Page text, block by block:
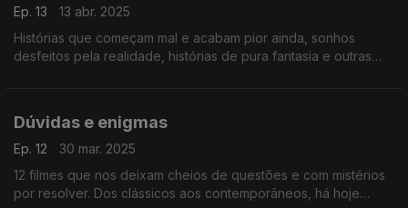
Ep. 13
13 abr. 2025
Histórias que começam mal e acabam pior ainda, sonhos
desfeitos pela realidade, histórias de pura fantasia e outras
Dúvidas e enigmas
Ep. 12
30 mar. 2025
12 filmes que nos deixam cheios de questões e com mistérios
por resolver. Dos clássicos aos contemporâneos, há hoje